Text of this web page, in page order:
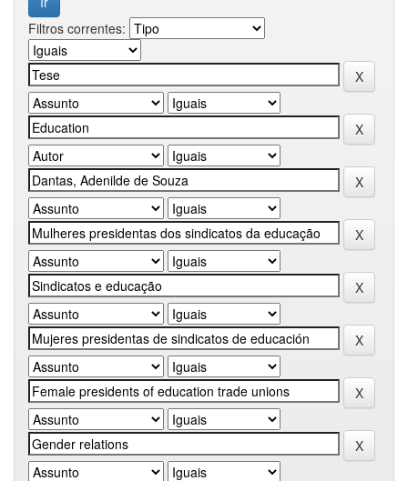
Filtros correntes: